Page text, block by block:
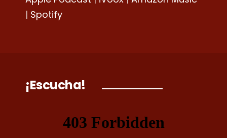
| Spotify
¡Escucha!